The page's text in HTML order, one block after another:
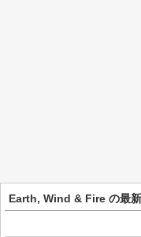
Earth, Wind & Fire の最